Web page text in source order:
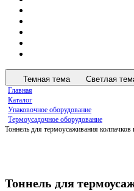
Темная тема Светлая
Главная
Каталог
Упаковочное оборудование
Термоусадочное оборудование
Тоннель для термоусаживания
Тоннель для